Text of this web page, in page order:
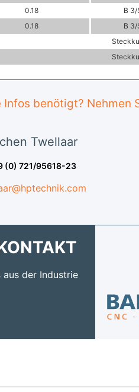
0.18 B 3/
0.18 B 3/
Infos benötigt? Nehmen
Twellaar
(0) 721/95618-23
der Industrie